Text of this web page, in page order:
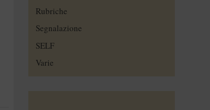
Rubriche
Segnalazione
SELF
Varie